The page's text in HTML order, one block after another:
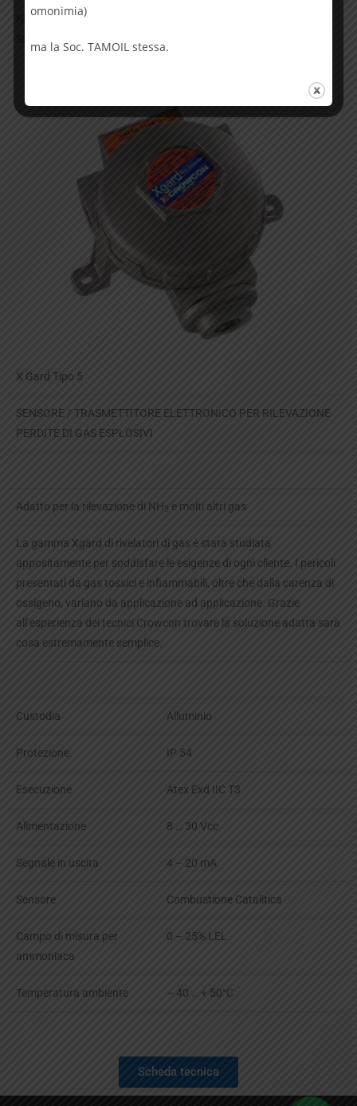
Necessita di Barriera Zener
X Gard Tipo 5
SENSORE / TRASMETTITORE ELETTRONICO PER RILEVAZIONE
PERDITE DI GAS ESPLOSIVI
Adatto per la rilevazione di NH 3 e molti altri gas
La gamma Xgard di rivelatori di gas è stata studiata
appositamente per soddisfare le esigenze di ogni cliente. I pericoli
presentati da gas tossici e infiammabili, oltre che dalla carenza di
ossigeno, variano da applicazione ad applicazione. Grazie
all’esperienza dei tecnici Crowcon trovare la soluzione adatta sarà
cosa estremamente semplice.
Custodia Alluminio
Protezione IP 54
Esecuzione Atex Exd IIC T3
Alimentazione 8 … 30 Vcc
Segnale in uscita 4 – 20 mA
Sensore Combustione Catalitica
Campo di misura per
ammoniaca
0 – 25% LEL
Temperatura ambiente – 40 … + 50°C
Scheda tecnica
omonimia)
ma la Soc. TAMOIL stessa.